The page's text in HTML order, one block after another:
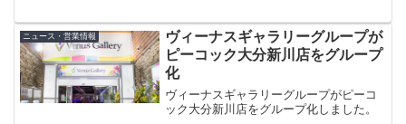
ニュース・営業情報
ヴィーナスギャラリーグループが
ピーコック大分新川店をグループ
化
ヴィーナスギャラリーグループがピーコ
ック大分新川店をグループ化しました。